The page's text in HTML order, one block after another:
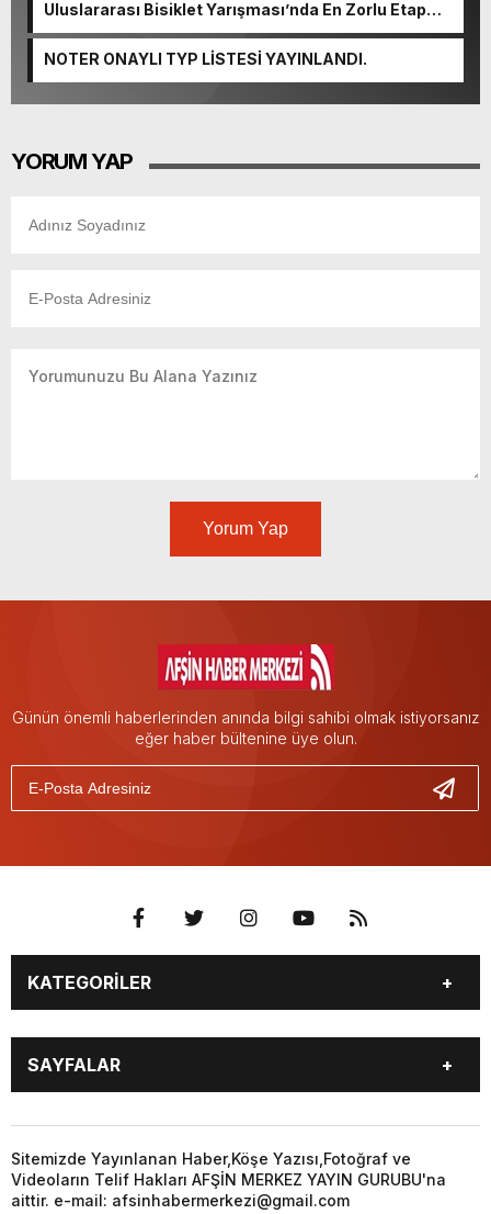
Uluslararası Bisiklet Yarışması’nda En Zorlu Etap
NOTER ONAYLI TYP LİSTESİ YAYINLANDI.
YORUM YAP
Yorum Yap
Günün önemli haberlerinden anında bilgi sahibi olmak istiyorsanız
eğer haber bültenine üye olun.
KATEGORİLER
EĞİTİM
EKONOMİ
GÜNCEL
SİYASET
YEREL HABERLER
KÜNYE
…
3. SAYFA
KÜLTÜR
SAYFALAR
GÜNCEL
ÖZEL HABER
SİYASET
YEREL HABERLER
Sitemizde Yayınlanan Haber,Köşe Yazısı,Fotoğraf ve
Videoların Telif Hakları AFŞİN MERKEZ YAYIN GURUBU'na
aittir. e-mail: afsinhabermerkezi@gmail.com